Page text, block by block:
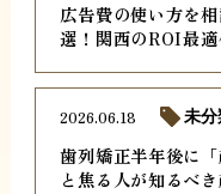
広告費の使い方を
選！関西のROI最
歯列矯正半年後に
と焦る人が知るべ
2026.06.18 未分